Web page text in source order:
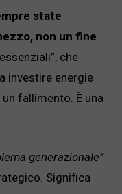
state
non un fine.
che
investire energie
fallimento. È una
generazionale”
Significa